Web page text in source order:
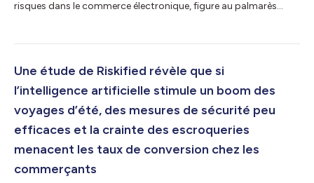
risques dans le commerce électronique, figure au palmarès
quatrième édition, est réalisé par CNBC en partenariat avec
classement sectoriel. Il a été publié le 22 juillet 2026 et peut se
Une étude de Riskified révèle que si
l’intelligence artificielle stimule un boom des
voyages d’été, des mesures de sécurité peu
efficaces et la crainte des escroqueries
menacent les taux de conversion chez les
commerçants